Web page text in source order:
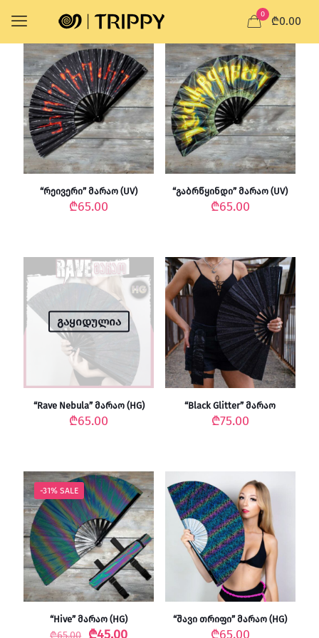
0
₾0.00
“რეივერი” მარაო (UV)
₾65.00
“გაბრწყინდი” მარაო (UV)
₾65.00
გაყიდულია
“Rave Nebula” მარაო (HG)
₾65.00
“Black Glitter” მარაო
₾75.00
-31% SALE
“Hive” მარაო (HG)
₾65.00
Original
₾45.00Current
“შავი თრიფი” მარაო (HG)
₾65.00